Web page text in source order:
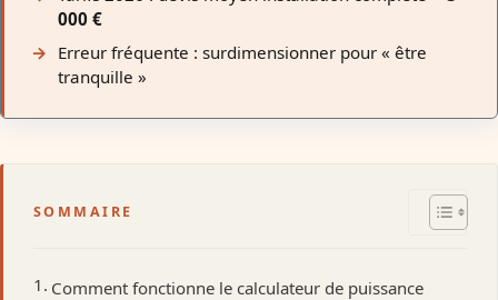
000 €
Erreur fréquente : surdimensionner pour « être
tranquille »
SOMMAIRE
Comment fonctionne le calculateur de puissance